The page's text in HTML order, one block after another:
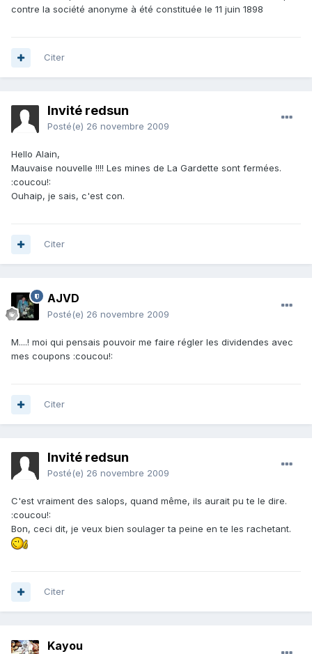
contre la société anonyme à été constituée le 11 juin 1898
Citer
Invité redsun
Posté(e) 26 novembre 2009
Hello Alain,
Mauvaise nouvelle !!!! Les mines de La Gardette sont fermées.
:coucou!:
Ouhaip, je sais, c'est con.
Citer
AJVD
Posté(e) 26 novembre 2009
M....! moi qui pensais pouvoir me faire régler les dividendes avec
mes coupons :coucou!:
Citer
Invité redsun
Posté(e) 26 novembre 2009
C'est vraiment des salops, quand même, ils aurait pu te le dire.
:coucou!:
Bon, ceci dit, je veux bien soulager ta peine en te les rachetant.
Citer
Kayou